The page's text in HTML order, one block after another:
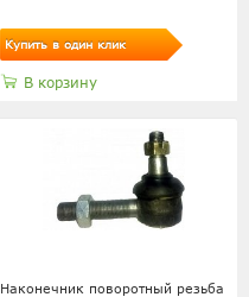
Купить в один клик
В корзину
Наконечник поворотный резьба